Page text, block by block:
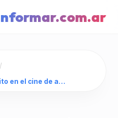
/
Denzel Washington: Éxito en el cine de acción y su futuro en Hollywood